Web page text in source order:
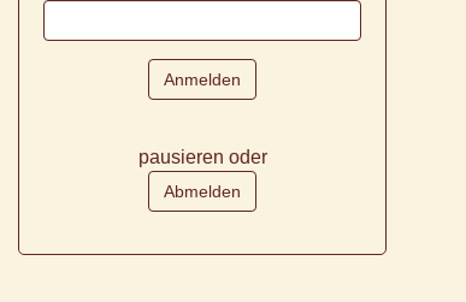
pausieren oder